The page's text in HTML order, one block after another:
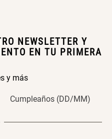
NEWSLETTER Y
EN TU PRIMERA
y más
Cumpleaños (DD/MM)